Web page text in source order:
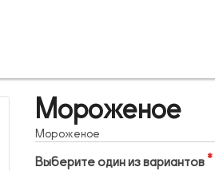
Мороженое
Мороженое
Выберите один из вариантов